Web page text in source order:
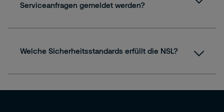
Serviceanfragen gemeldet werden?
Welche Sicherheitsstandards erfüllt die NSL?